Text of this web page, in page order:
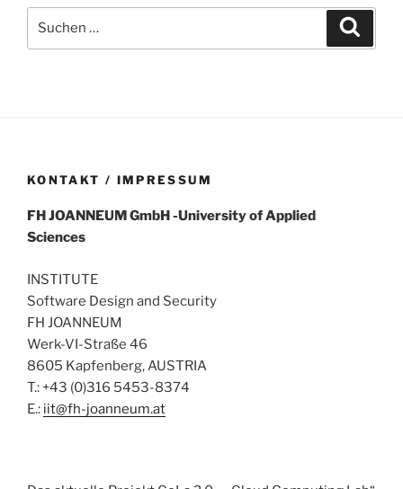
nach:
KONTAKT / IMPRESSUM
FHJOANNEUMGmbH-University of Applied
Sciences
INSTITUTE
Software Design and Security
FH JOANNEUM
Werk-VI-Straße 46
8605 Kapfenberg, AUSTRIA
T.: +43 (0)316 5453-8374
E.: iit@fh-joanneum.at